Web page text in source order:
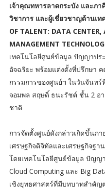
เจ้าคุณทหารลาดกระบัง และภา
วิชาการ และผู้เชี่ยวชาญด้านเท
OF TALENT: DATA CENTER,
MANAGEMENT
เทคโนโลยีศูนย์ข้อมูล ปัญญาปร
อัจฉริยะ พร้อมแต่งตั้งที่ปรึกษา
กรรมการของศูนย์ฯ ในวันจันท
จอมพล สฤษดิ์ ธนะรัชต์ ชั้น 2 อ
ชาติ
การจัดตั้งศูนย์ดังกล่าวเกิดขึ้นภ
เศรษฐกิจดิจิทัลและเศรษฐกิจฐ
โดยเทคโนโลยีศูนย์ข้อมูล ปัญญ
Cloud Computing และ Big
เชิงยุทธศาสตร์ที่มีบทบาทสำคัญ